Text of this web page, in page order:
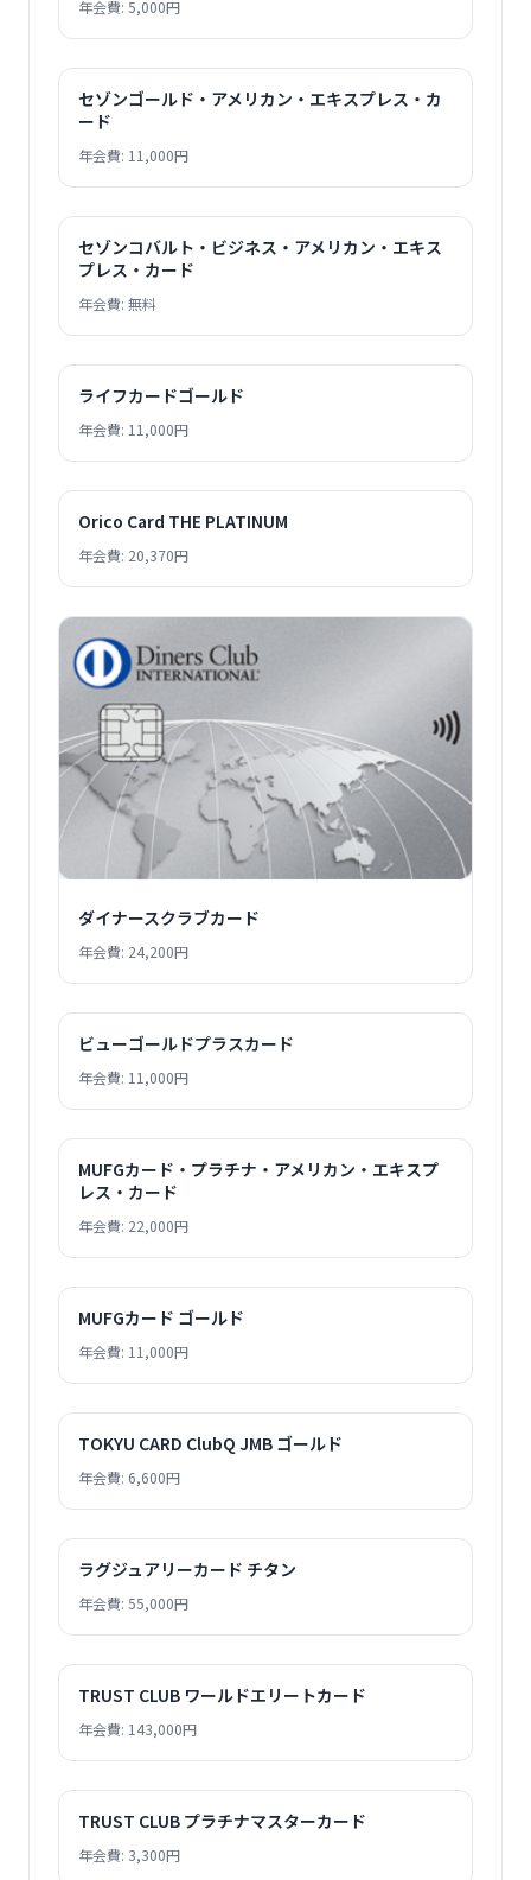
年会費: 5,000円
セゾンゴールド・アメリカン・エキスプレス・カ
ード
年会費: 11,000円
セゾンコバルト・ビジネス・アメリカン・エキス
プレス・カード
年会費: 無料
ライフカードゴールド
年会費: 11,000円
Orico Card THE PLATINUM
年会費: 20,370円
ダイナースクラブカード
年会費: 24,200円
ビューゴールドプラスカード
年会費: 11,000円
MUFGカード・プラチナ・アメリカン・エキスプ
レス・カード
年会費: 22,000円
MUFGカード ゴールド
年会費: 11,000円
TOKYU CARD ClubQ JMB ゴールド
年会費: 6,600円
ラグジュアリーカード チタン
年会費: 55,000円
TRUST CLUB ワールドエリートカード
年会費: 143,000円
TRUST CLUB プラチナマスターカード
年会費: 3,300円